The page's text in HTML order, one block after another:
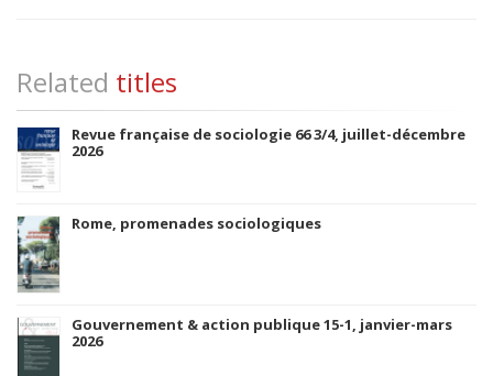
Related titles
Revue française de sociologie 66 3/4, juillet-décembre
2026
Rome, promenades sociologiques
Gouvernement & action publique 15-1, janvier-mars
2026